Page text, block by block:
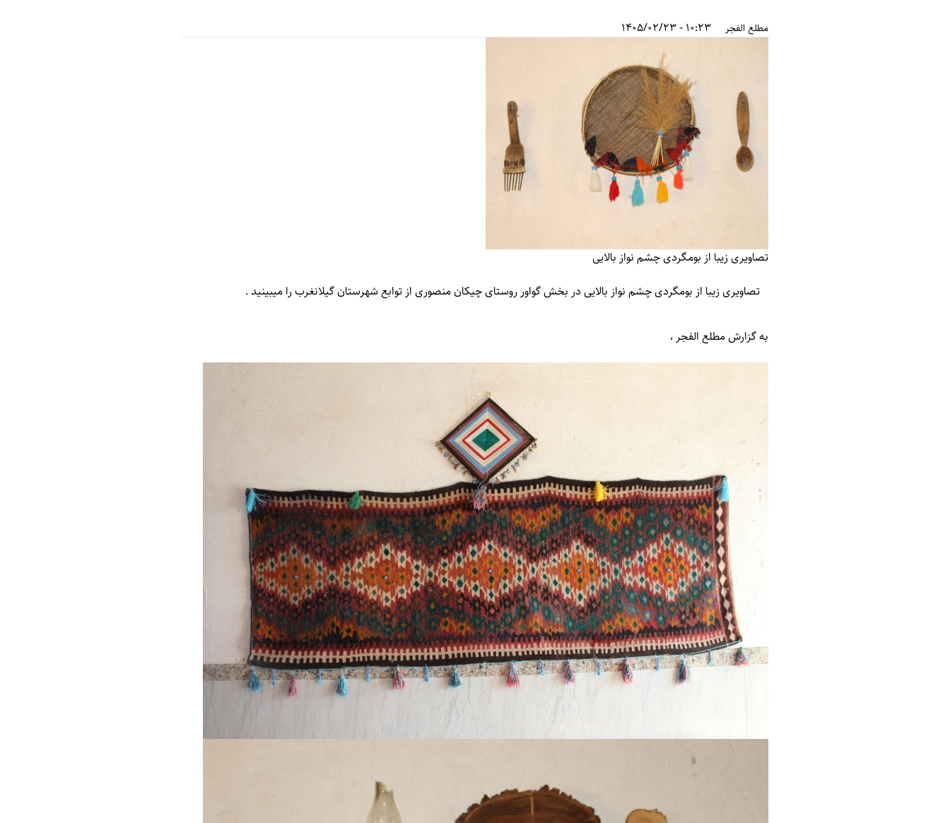
مطلع الفجر 10:23 - 1405/02/23
تصاویری زیبا از بومگردی چشم نواز بالایی
تصاویری زیبا از بومگردی چشم نواز بالایی در بخش گواور روستای چیکان منصوری از توابع شهرستان گیلانغرب را میبینید .
به گزارشمطلع الفجر ،